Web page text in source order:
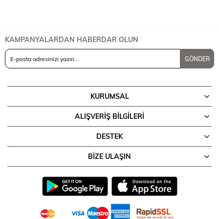
KAMPANYALARDAN HABERDAR OLUN
GÖNDER
KURUMSAL
ALIŞVERİŞ BİLGİLERİ
DESTEK
BIZE ULAŞIN